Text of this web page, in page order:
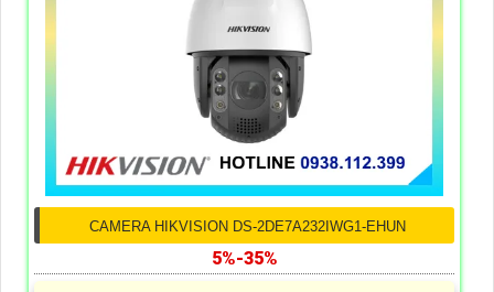
CAMERA HIKVISION DS-2DE7A232IWG1-EHUN
5%-35%